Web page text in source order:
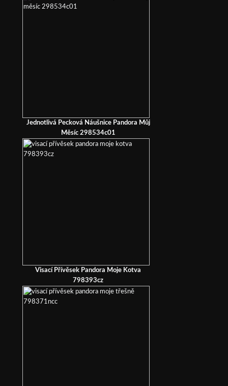
Jednotlivá Pecková Náušnice Pandora Můj
Měsíc 298534c01
Visací Přívěsek Pandora Moje Kotva
798393cz